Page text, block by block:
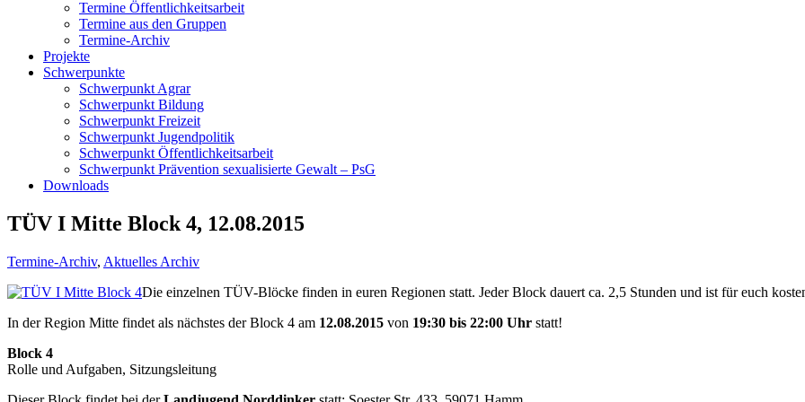
Termine Öffentlichkeitsarbeit
Termine aus den Gruppen
Termine-Archiv
Projekte
Schwerpunkte
Schwerpunkt Agrar
Schwerpunkt Bildung
Schwerpunkt Freizeit
Schwerpunkt Jugendpolitik
Schwerpunkt Öffentlichkeitsarbeit
Schwerpunkt Prävention sexualisierte Gewalt – PsG
Downloads
TÜV I Mitte Block 4, 12.08.2015
Termine-Archiv, Aktuelles Archiv
Die einzelnen TÜV-Blöcke finden in euren Regionen statt. Jeder Block dauert ca. 2,5 Stunden und ist für euch
In der Region Mitte findet als nächstes der Block 4 am 12.08.2015 von 19:30 bis 22:00 Uhr statt!
Block 4
Rolle und Aufgaben, Sitzungsleitung